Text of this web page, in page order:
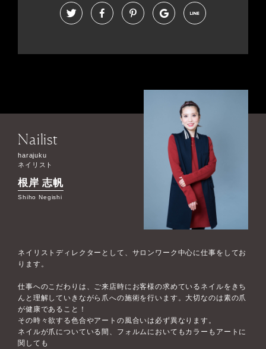
Nailist
harajuku
ネイリスト
根岸 志帆
Shiho Negishi
ネイリストディレクターとして、サロンワーク中心に仕事をしてお
ります。
仕事へのこだわりは、ご来店時にお客様の求めているネイルをきち
んと理解していきながら爪への施術を行います。大切なのは素の爪
が健康であること！
その時々欲する色合やアートの風合いは必ず異なります。
ネイルが爪についている間、フォルムにおいてもカラーもアートに
関しても